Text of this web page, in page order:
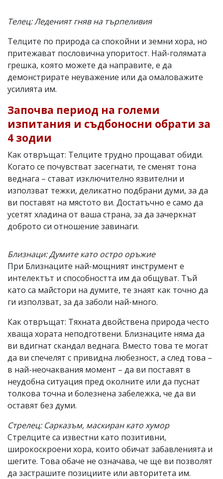
Телец: Леденият гняв на търпеливия
Телците по природа са спокойни и земни хора, но
притежават пословична упоритост. Най-голямата
грешка, която можете да направите, е да
демонстрирате неуважение или да омаловажите
усилията им.
Започва период на големи
изпитания и съдбоносни обрати за
4 зодии
Как отвръщат: Телците трудно прощават обиди.
Когато се почувстват засегнати, те сменят тона
веднага – стават изключително язвителни и
използват тежки, деликатно подбрани думи, за да
ви поставят на мястото ви. Достатъчно е само да
усетят хладина от ваша страна, за да зачеркнат
доброто си отношение завинаги.
Близнаци: Думите като остро оръжие
При Близнаците най-мощният инструмент е
интелектът и способността им да общуват. Тъй
като са майстори на думите, те знаят как точно да
ги използват, за да заболи най-много.
Как отвръщат: Тяхната двойствена природа често
хваща хората неподготвени. Близнаците няма да
ви вдигнат скандал веднага. Вместо това те могат
да ви спечелят с привидна любезност, а след това –
в най-неочаквания момент – да ви поставят в
неудобна ситуация пред околните или да пуснат
толкова точна и болезнена забележка, че да ви
оставят без думи.
Стрелец: Сарказъм, маскиран като хумор
Стрелците са известни като позитивни,
широкоскроени хора, които обичат забавленията и
шегите. Това обаче не означава, че ще ви позволят
да застрашите позициите или авторитета им.